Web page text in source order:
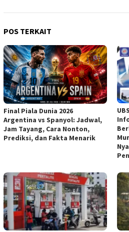
POS TERKAIT
Final Piala Dunia 2026
Argentina vs Spanyol: Jadwal,
Jam Tayang, Cara Nonton,
Prediksi, dan Fakta Menarik